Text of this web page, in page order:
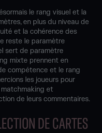
le rang visuel et la
en plus du niveau de
et la cohérence des
reste le paramètre
sert de paramètre
mixte prennent en
compétence et le rang
les joueurs pour
matchmaking et
de leurs commentaires.
DE CARTES